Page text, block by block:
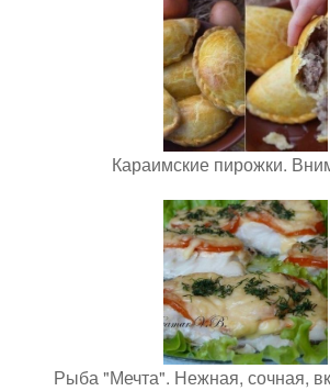
Караимские пирожки.
Рыба "Мечта". Нежная, сочная,